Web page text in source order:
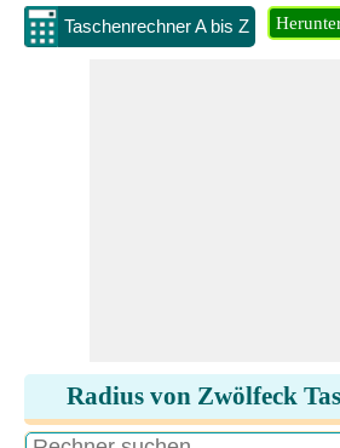
Taschenrechner A bis Z
Radius von Zwölfeck